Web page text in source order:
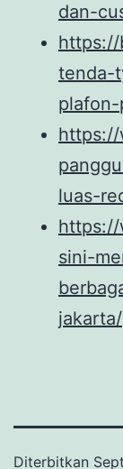
dan-
tenda-
luas-
sini-
jakarta/
Diterbitkan